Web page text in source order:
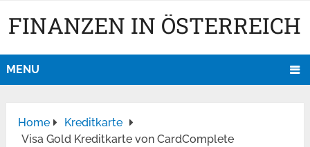
FINANZEN IN ÖSTERREICH
MENU
Home
Kreditkarte
Visa Gold Kreditkarte von CardComplete